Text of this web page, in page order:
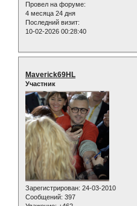
Провел на форуме:
4 месяца 24 дня
Последний визит:
10-02-2026 00:28:40
Maverick69HL
Участник
Зарегистрирован: 24-03-2010
Сообщений: 397